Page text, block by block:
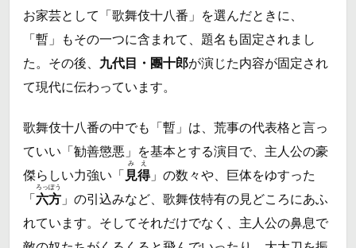
お家芸として「歌舞伎十八番」を選んだときに、
「暫」もその一つに含まれて、題名も固定されまし
た。その後、 九代目・團十郎が演じた内容が固定され
て現代に伝わっています。
歌舞伎十八番の中でも「暫」は、荒事の代表格と言っ
ていい「勧善懲悪」を基本とする演目で、主人公の豪
傑らしい力強い「 見得
みえ
」の数々や、巨体をゆすった
「六方
ろっぽう
」の引込みなど、歌舞伎特有の見どころにあふ
れています。そしてそれだけでなく、主人公の鼻息で